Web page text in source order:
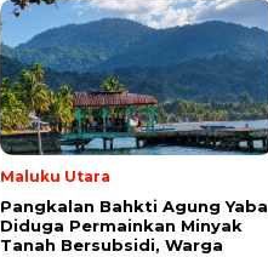
Maluku Utara
Pangkalan Bahkti Agung Yaba
Diduga Permainkan Minyak
Tanah Bersubsidi, Warga